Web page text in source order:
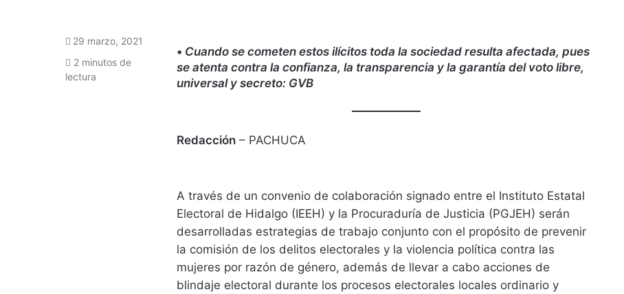
• Cuando se cometen estos ilícitos toda la sociedad resulta afectada, pues
se atenta contra la confianza, la transparencia y la garantía del voto libre,
universal y secreto: GVB
Redacción – PACHUCA
A través de un convenio de colaboración signado entre el Instituto Estatal
Electoral de Hidalgo (IEEH) y la Procuraduría de Justicia (PGJEH) serán
desarrolladas estrategias de trabajo conjunto con el propósito de prevenir
la comisión de los delitos electorales y la violencia política contra las
mujeres por razón de género, además de llevar a cabo acciones de
blindaje electoral durante los procesos electorales locales ordinario y
29 marzo, 2021
2 minutos de
lectura